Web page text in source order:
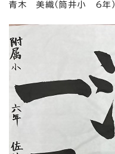
青木 美織（筒井小 6年）